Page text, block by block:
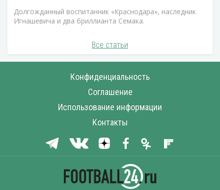
Долгожданный воспитанник «Краснодара», наследник
Игнашевича и два бриллианта Семака.
Все статьи
Конфиденциальность
Соглашение
Использование информации
Контакты